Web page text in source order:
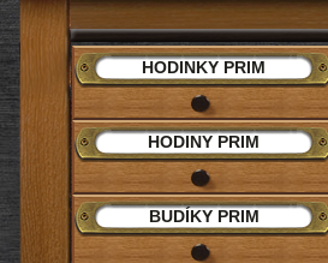
HODINKY PRIM
HODINY PRIM
BUDÍKY PRIM